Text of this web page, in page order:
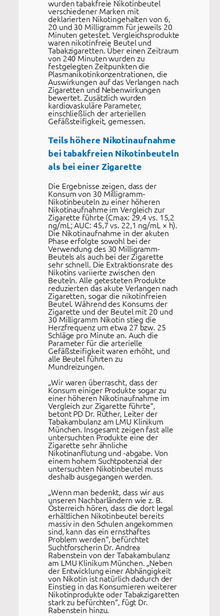
wurden tabakfreie Nikotinbeutel
verschiedener Marken mit
deklarierten Nikotingehalten von 6,
20 und 30 Milligramm für jeweils 20
Minuten getestet. Vergleichsprodukte
waren nikotinfreie Beutel und
Tabakzigaretten. Über einen Zeitraum
von 240 Minuten wurden zu
festgelegten Zeitpunkten die
Plasmanikotinkonzentrationen, die
Auswirkungen auf das Verlangen nach
Zigaretten und Nebenwirkungen
bewertet. Zusätzlich wurden
kardiovaskuläre Parameter,
einschließlich der arteriellen
Gefäßsteifigkeit, gemessen.
Teils höhere Nikotinaufnahme
bei tabakfreien Nikotinbeuteln
als bei einer Zigarette
Die Ergebnisse zeigen, dass der
Konsum von 30 Milligramm-
Nikotinbeuteln zu einer höheren
Nikotinaufnahme im Vergleich zur
Zigarette führte (Cmax: 29,4 vs. 15,2
ng/mL; AUC: 45,7 vs. 22,1 ng/mL × h).
Die Nikotinaufnahme in der akuten
Phase erfolgte sowohl bei der
Verwendung des 30 Milligramm-
Beutels als auch bei der Zigarette
sehr schnell. Die Extraktionsrate des
Nikotins variierte zwischen den
Beuteln. Alle getesteten Produkte
reduzierten das akute Verlangen nach
Zigaretten, sogar die nikotinfreien
Beutel. Während des Konsums der
Zigarette und der Beutel mit 20 und
30 Milligramm Nikotin stieg die
Herzfrequenz um etwa 27 bzw. 25
Schläge pro Minute an. Auch die
Parameter für die arterielle
Gefäßsteifigkeit waren erhöht, und
alle Beutel führten zu
Mundreizungen.
„Wir waren überrascht, dass der
Konsum einiger Produkte sogar zu
einer höheren Nikotinaufnahme im
Vergleich zur Zigarette führte“,
betont PD Dr. Rüther, Leiter der
Tabakambulanz am LMU Klinikum
München. Insgesamt zeigen fast alle
untersuchten Produkte eine der
Zigarette sehr ähnliche
Nikotinanflutung und -abgabe. Von
einem hohem Suchtpotenzial der
untersuchten Nikotinbeutel muss
deshalb ausgegangen werden.
„Wenn man bedenkt, dass wir aus
unseren Nachbarländern wie z. B.
Österreich hören, dass die dort legal
erhältlichen Nikotinbeutel bereits
massiv in den Schulen angekommen
sind, kann das ein ernsthaftes
Problem werden“, befürchtet
Suchtforscherin Dr. Andrea
Rabenstein von der Tabakambulanz
am LMU Klinikum München. „Neben
der Entwicklung einer Abhängigkeit
von Nikotin ist natürlich dadurch der
Einstieg in das Konsumieren weiterer
Nikotinprodukte oder Tabakzigaretten
stark zu befürchten“, fügt Dr.
Rabenstein hinzu.